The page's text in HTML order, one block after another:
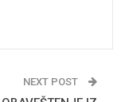
NEXT POST